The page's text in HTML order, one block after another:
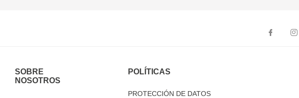
SOBRE
NOSOTROS
POLÍTICAS
PROTECCIÓN DE DATOS